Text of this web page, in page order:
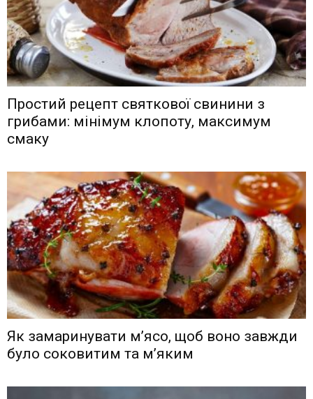
Простий рецепт святкової свинини з
грибами: мінімум клопоту, максимум
смаку
Як замаринувати м’ясо, щоб воно завжди
було соковитим та м’яким